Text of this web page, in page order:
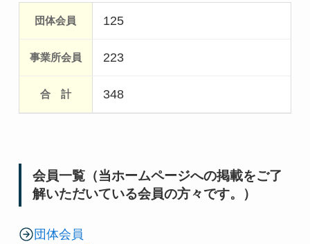
125
223
348
会員一覧（当ホームページへの掲載をご了
解いただいている会員の方々です。）
団体会員